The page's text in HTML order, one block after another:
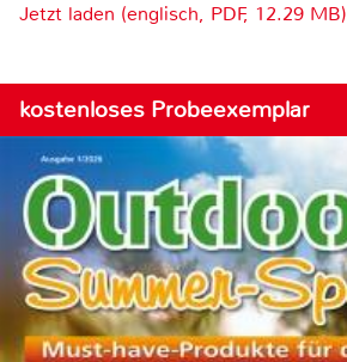
Jetzt laden (englisch, PDF, 12.29 MB)
kostenloses Probeexemplar